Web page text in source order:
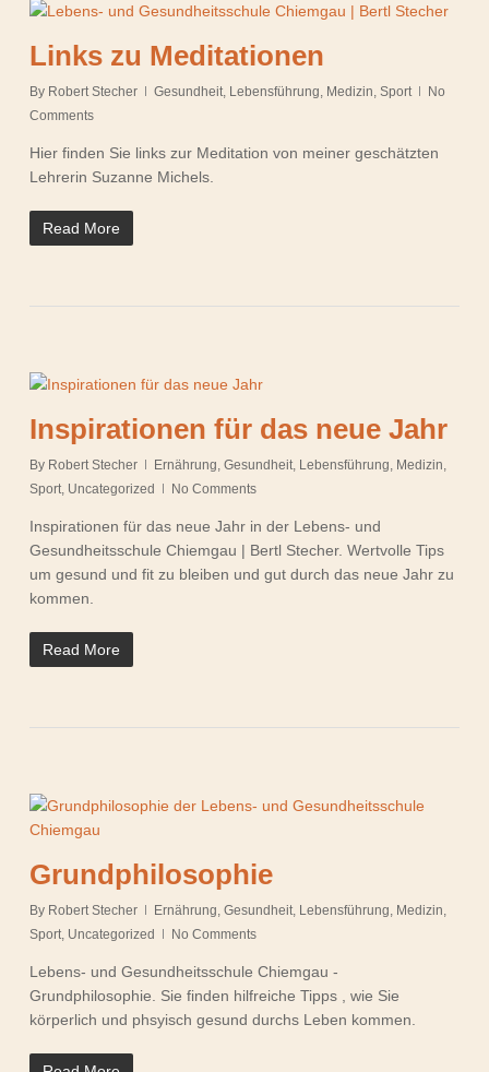
Links zu Meditationen
By Robert Stecher Gesundheit, Lebensführung, Medizin, Sport
No
Comments
Hier finden Sie links zur Meditation von meiner geschätzten
Lehrerin Suzanne Michels.
Read More
Inspirationen für das neue Jahr
By Robert Stecher Ernährung, Gesundheit, Lebensführung, Medizin,
Sport, Uncategorized No Comments
Inspirationen für das neue Jahr in der Lebens- und
Gesundheitsschule Chiemgau | Bertl Stecher. Wertvolle Tips
um gesund und fit zu bleiben und gut durch das neue Jahr zu
kommen.
Read More
Grundphilosophie
By Robert Stecher Ernährung, Gesundheit, Lebensführung, Medizin,
Sport, Uncategorized No Comments
Lebens- und Gesundheitsschule Chiemgau -
Grundphilosophie. Sie finden hilfreiche Tipps , wie Sie
körperlich und phsyisch gesund durchs Leben kommen.